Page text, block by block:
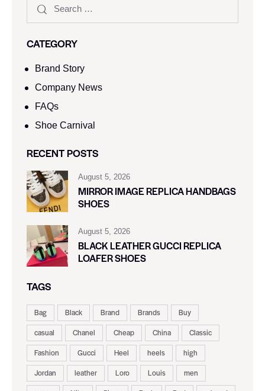
CATEGORY
Brand Story
Company News
FAQs
Shoe Carnival​
RECENT POSTS
August 5, 2026
MIRROR IMAGE REPLICA HANDBAGS
SHOES
August 5, 2026
BLACK LEATHER GUCCI REPLICA
LOAFER SHOES
TAGS
Bag Black Brand Brands
Buy
casual
Chanel Cheap China
Classic
Fashion
Gucci Heel heels
high
Jordan
leather Loro Louis
men